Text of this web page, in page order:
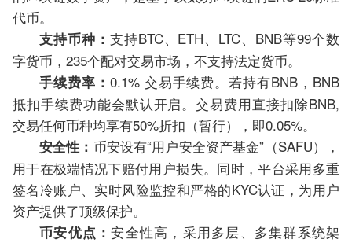
代币。
支持币种： 支持BTC、ETH、LTC、BNB等99个数
字货币，235个配对交易市场，不支持法定货币。
手续费率： 0.1% 交易手续费。若持有BNB，BNB
抵扣手续费功能会默认开启。交易费用直接扣除BNB,
交易任何币种均享有50%折扣（暂行），即0.05%。
安全性： 币安设有“用户安全资产基金”（SAFU），
用于在极端情况下赔付用户损失。同时，平台采用多重
签名冷账户、实时风险监控和严格的KYC认证，为用户
资产提供了顶级保护。
币安优点：安全性高，采用多层、多集群系统架